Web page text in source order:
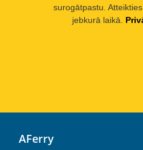
surogātpastu.
jebkurā laikā.
AFerry